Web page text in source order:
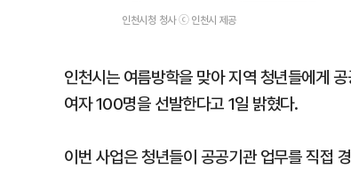
인천시청 청사 ⓒ 인천시 제공
인천시는 여름방학을 맞아 지역 청년들에게
여자 100명을 선발한다고 1일 밝혔다.
이번 사업은 청년들이 공공기관 업무를 직접